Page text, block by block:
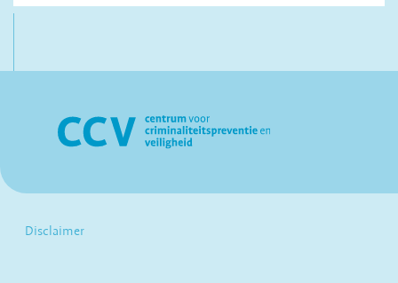
Disclaimer